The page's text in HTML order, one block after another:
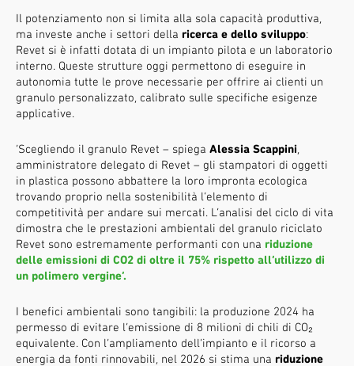
Il potenziamento non si limita alla sola capacità produttiva,
ma investe anche i settori della ricerca e dello sviluppo:
Revet si è infatti dotata di un impianto pilota e un laboratorio
interno. Queste strutture oggi permettono di eseguire in
autonomia tutte le prove necessarie per offrire ai clienti un
granulo personalizzato, calibrato sulle specifiche esigenze
applicative.
‘Scegliendo il granulo Revet – spiega Alessia Scappini
amministratore delegato di Revet – gli stampatori di oggetti
in plastica possono abbattere la loro impronta ecologica
trovando proprio nella sostenibilità l’elemento di
competitività per andare sui mercati. L’analisi del ciclo di vita
dimostra che le prestazioni ambientali del granulo riciclato
Revet sono estremamente performanti con una riduzione
delle emissioni di CO2 di oltre il 75% rispetto all’utilizzo di
un polimero vergine’.
I benefici ambientali sono tangibili: la produzione 2024 ha
permesso di evitare l’emissione di 8 milioni di chili di CO₂
equivalente. Con l’ampliamento dell’impianto e il ricorso a
energia da fonti rinnovabili, nel 2026 si stima una riduzione